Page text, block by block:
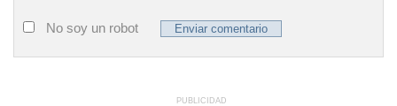
No soy un robot
PUBLICIDAD